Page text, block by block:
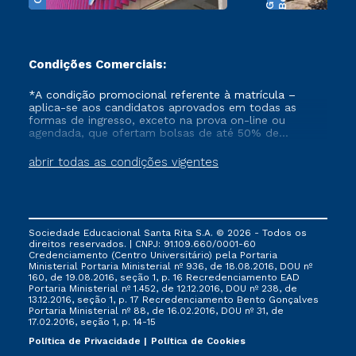
Condições Comerciais:
abrir todas as condições vigentes
*A condição promocional referente à matrícula –
aplica-se aos candidatos aprovados em todas as
formas de ingresso, exceto na prova on-line ou
agendada, que ofertam bolsas de até 50% de
que ainda não tenham efetivado e/ou não tenham
cancelado ou trancado sua matrícula em uma das
FIES, Prouni e outros programas governamentais, e
não se acumula com nenhuma outra campanha
ofertada pela Instituição.
Sociedade Educacional Santa Rita S.A. © 2026 - Todos os
direitos reservados. | CNPJ: 91.109.660/0001-60
Credenciamento (Centro Universitário) pela Portaria
Ministerial Portaria Ministerial nº 936, de 18.08.2016, DOU nº
160, de 19.08.2016, seção 1, p. 16 Recredenciamento EAD
Portaria Ministerial nº 1.452, de 12.12.2016, DOU nº 238, de
13.12.2016, seção 1, p. 17 Recredenciamento Bento Gonçalves
Portaria Ministerial nº 88, de 16.02.2016, DOU nº 31, de
17.02.2016, seção 1, p. 14-15
Política de Privacidade
Política de Cookies